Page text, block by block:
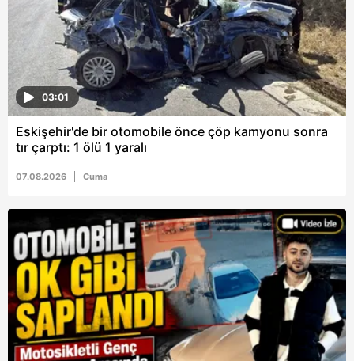
03:01
Eskişehir'de bir otomobile önce çöp kamyonu sonra
tır çarptı: 1 ölü 1 yaralı
07.08.2026 Cuma